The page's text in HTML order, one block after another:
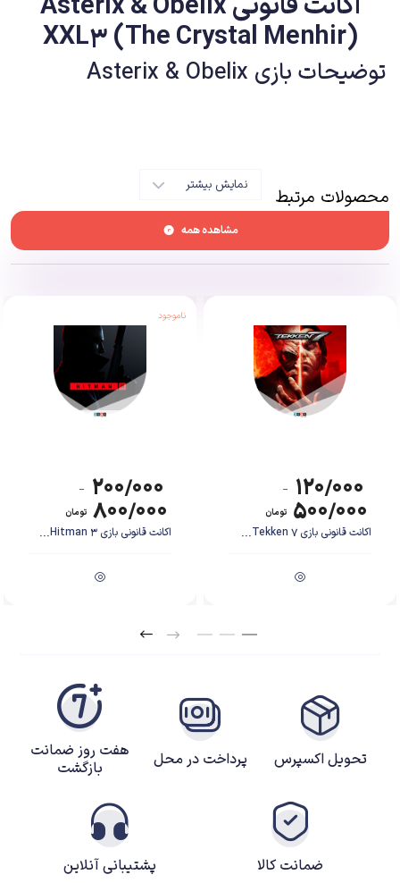
XXL3 (The Crystal Menhir)
توضیحات بازی Asterix & Obelix
مردمان فرانسه و سایر کشورها را با داستان‌های بامزه خود به خنده واداشته‌اند و
تاکنون انیمیشن‌ها و فیلم‌های سینمایی زیادی بر اساس ماجراهایشان ساخته شده
اما متاسفانه در حوزه بازی‌های ویدئویی کمی مهجور هستند. بازی‌هایی که بر
نمایش بیشتر محصولات مرتبط
مشاهده همه
۱۲۰/۰۰۰ –
۵۰۰/۰۰۰ تومان
اکانت قانونی بازی Tekken 7...
ناموجود
۲۰۰/۰۰۰ –
۸۰۰/۰۰۰ تومان
اکانت قانونی بازی Hitman 3...
تحویل اکسپرس پرداخت در محل
هفت روز ضمانت
بازگشت
ضمانت کالا پشتیبانی آنلاین